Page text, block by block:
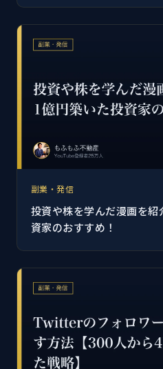
副業・発信
投資や株を学んだ漫画を
資家のおすすめ！